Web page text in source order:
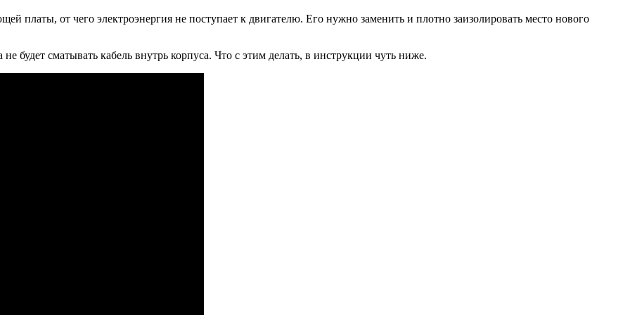
платы, от чего электроэнергия не поступает к двигателю. Его нужно заменить и плотно заизолировать место нового
будет сматывать кабель внутрь корпуса. Что с этим делать, в инструкции чуть ниже.